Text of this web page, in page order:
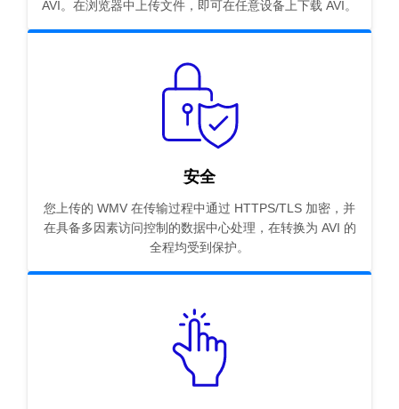
AVI。在浏览器中上传文件，即可在任意设备上下载 AVI。
安全
您上传的 WMV 在传输过程中通过 HTTPS/TLS 加密，并
在具备多因素访问控制的数据中心处理，在转换为 AVI 的
全程均受到保护。